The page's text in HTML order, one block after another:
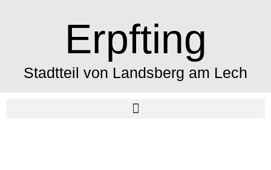
Erpfting
Stadtteil von Landsberg am Lech